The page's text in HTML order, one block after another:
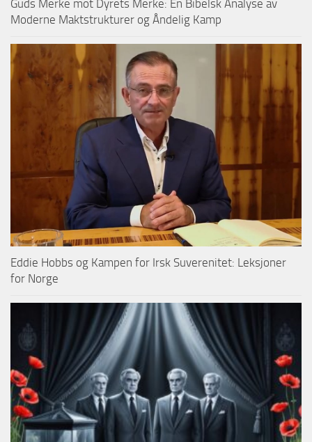
Guds Merke mot Dyrets Merke: En Bibelsk Analyse av
Moderne Maktstrukturer og Åndelig Kamp
Eddie Hobbs og Kampen for Irsk Suverenitet: Leksjoner
for Norge